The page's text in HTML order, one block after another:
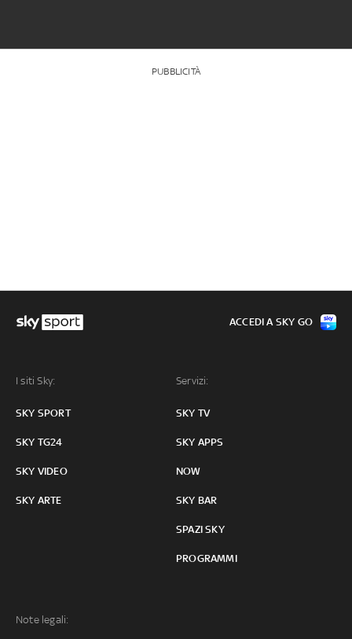
PUBBLICITÀ
I siti Sky:
SKY SPORT
SKY TG24
SKY VIDEO
SKY ARTE
Servizi:
SKY TV
SKY APPS
NOW
SKY BAR
SPAZI SKY
PROGRAMMI
Note legali:
ACCEDI A SKY GO